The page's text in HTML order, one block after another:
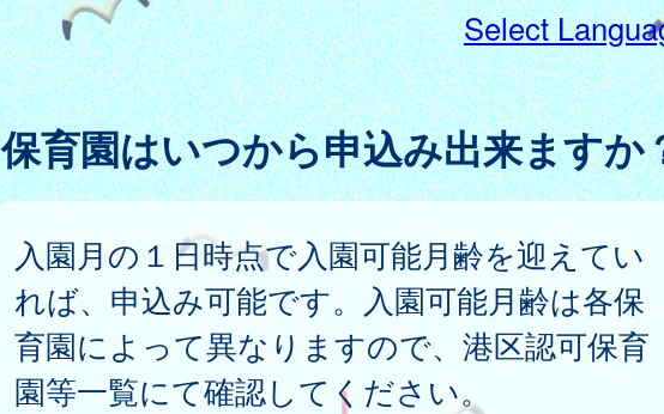
Select
保育園はいつから申込み出来ますか
入園月の１日時点で入園可能月齢を迎えてい
れば、申込み可能です。入園可能月齢は各保
育園によって異なりますので、港区認可保育
園等一覧にて確認してください。